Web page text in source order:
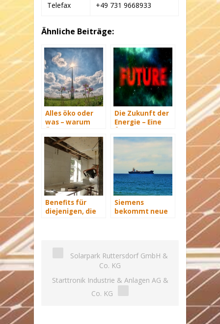
Telefax +49 731 9668933
Ähnliche Beiträge:
Alles öko oder
was – warum
automatisch
besser ist
Die Zukunft der
Energie – Eine
Benefits für
diejenigen, die
Siemens
bekommt neue
Solarpark Ruttersdorf GmbH &
Co. KG
Starttronik Industrie & Anlagen AG &
Co. KG